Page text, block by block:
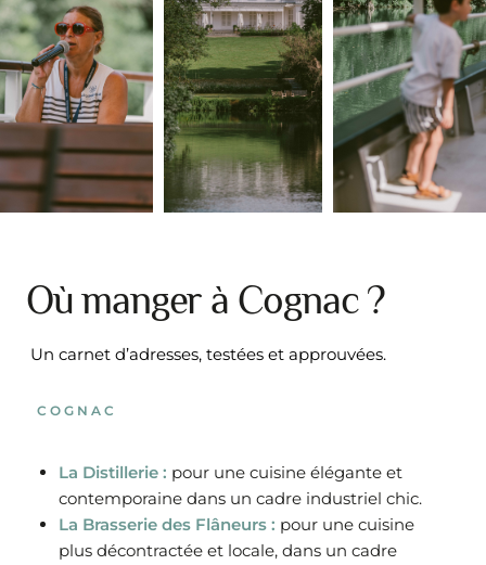
Où manger à Cognac ?
Un carnet d’adresses, testées et approuvées.
COGNAC
La Distillerie : pour une cuisine élégante et
contemporaine dans un cadre industriel chic.
La Brasserie des Flâneurs : pour une cuisine
plus décontractée et locale, dans un cadre